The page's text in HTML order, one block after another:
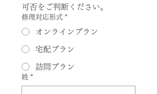
可否をご判断ください。
修理対応形式 *
オンラインプラン
宅配プラン
訪問プラン
姓 *